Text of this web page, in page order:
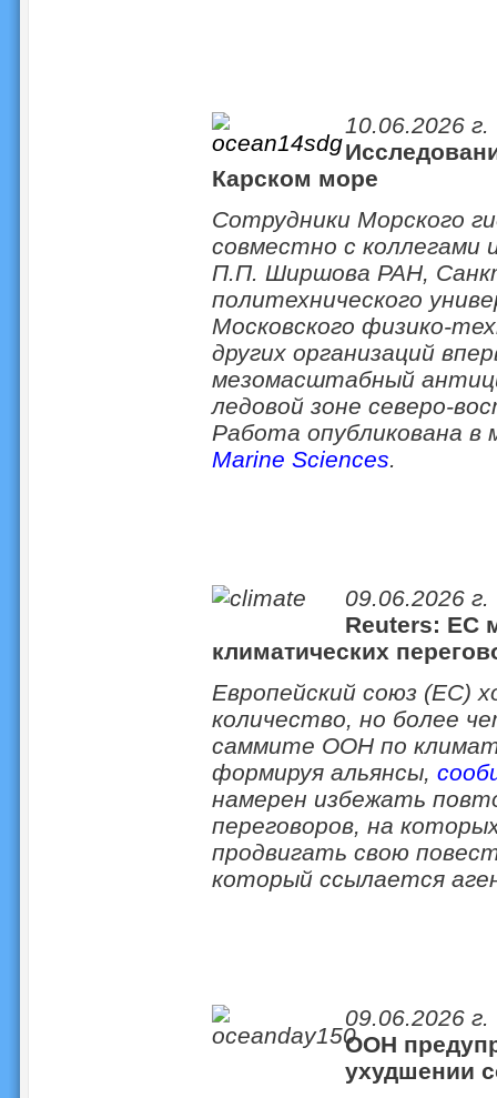
10.06.2026 г.
Карском море
Сотрудники Морского
совместно с коллегами
П.П. Ширшова РАН,
политехнического
Московского физико-
других организаций
мезомасштабный
ледовой зоне северо-
Работа опубликована
Marine Sciences.
09.06.2026 г.
Reuters: ЕС
климатических
Европейский союз (ЕС)
количество, но более
саммите ООН по
формируя альянсы,
намерен избежать
переговоров, на
продвигать свою
который ссылается
09.06.2026 г.
ООН
ухудшении